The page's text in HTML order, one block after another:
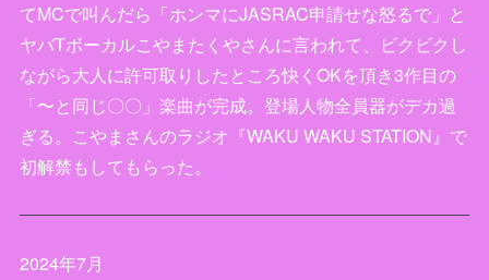
てMCで叫んだら「ホンマにJASRAC申請せな怒るで」と
ヤバTボーカルこやまたくやさんに言われて、ビクビクし
ながら大人に許可取りしたところ快くOKを頂き3作目の
「〜と同じ〇〇」楽曲が完成。登場人物全員器がデカ過
ぎる。こやまさんのラジオ『WAKU WAKU STATION』で
初解禁もしてもらった。
2024年7月